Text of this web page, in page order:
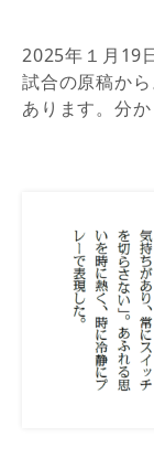
2025年１月19
試合の原稿か
あります。分